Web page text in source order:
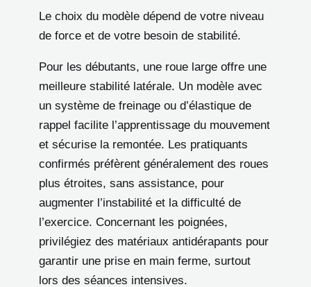
Le choix du modèle dépend de votre niveau
de force et de votre besoin de stabilité.
Pour les débutants, une roue large offre une
meilleure stabilité latérale. Un modèle avec
un système de freinage ou d’élastique de
rappel facilite l’apprentissage du mouvement
et sécurise la remontée. Les pratiquants
confirmés préfèrent généralement des roues
plus étroites, sans assistance, pour
augmenter l’instabilité et la difficulté de
l’exercice. Concernant les poignées,
privilégiez des matériaux antidérapants pour
garantir une prise en main ferme, surtout
lors des séances intensives.